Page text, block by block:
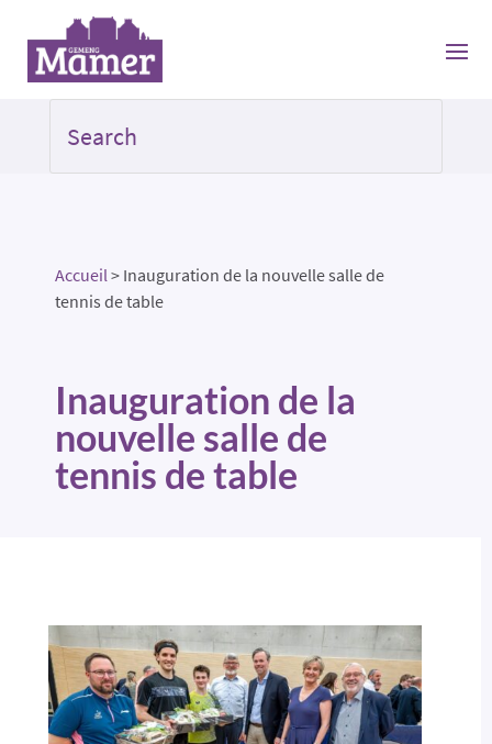
Accueil> Inauguration de la nouvelle salle de
tennis de table
Inauguration de la
nouvelle salle de
tennis de table